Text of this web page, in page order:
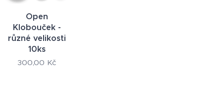
Open
Klobouček -
různé velikosti
10ks
300,00 Kč